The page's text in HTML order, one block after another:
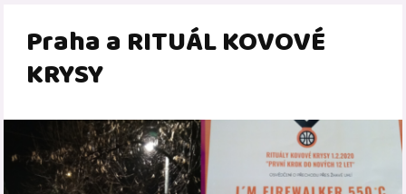
Praha a RITUÁL KOVOVÉ
KRYSY